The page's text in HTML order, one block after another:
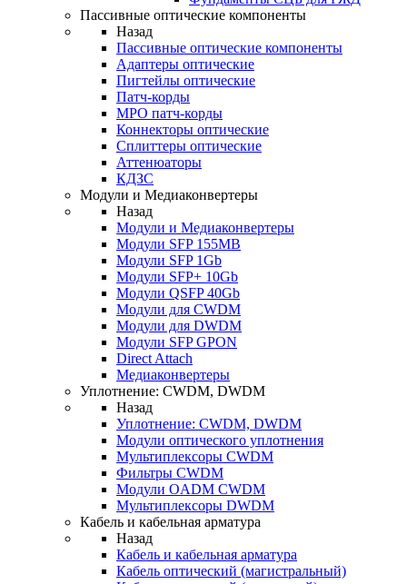
Пассивные оптические компоненты
Назад
Пассивные оптические компоненты
Адаптеры оптические
Пигтейлы оптические
Патч-корды
MPO патч-корды
Коннекторы оптические
Сплиттеры оптические
Аттенюаторы
КДЗС
Модули и Медиаконвертеры
Назад
Модули и Медиаконвертеры
Модули SFP 155MB
Модули SFP 1Gb
Модули SFP+ 10Gb
Модули QSFP 40Gb
Модули для CWDM
Модули для DWDM
Модули SFP GPON
Direct Attach
Медиаконвертеры
Уплотнение: CWDM, DWDM
Назад
Уплотнение: CWDM, DWDM
Модули оптического уплотнения
Мультиплексоры CWDM
Фильтры CWDM
Модули OADM CWDM
Мультиплексоры DWDM
Кабель и кабельная арматура
Назад
Кабель и кабельная арматура
Кабель оптический (магистральный)